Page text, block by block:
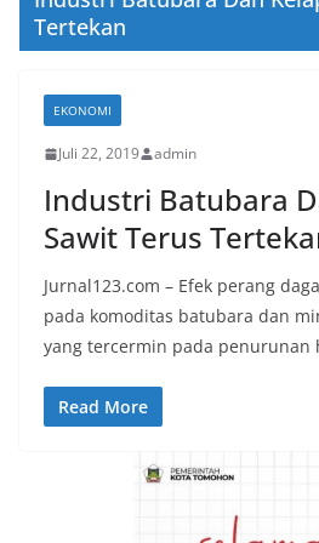
Tertekan
EKONOMI
Juli 22, 2019 admin
Industri Batubara
Sawit Terus
Jurnal123.com – Efek perang
pada komoditas batubara dan
yang tercermin pada penurunan
Read More